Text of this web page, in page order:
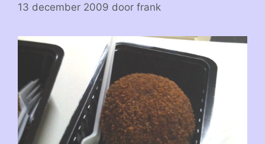
13 december 2009 door frank